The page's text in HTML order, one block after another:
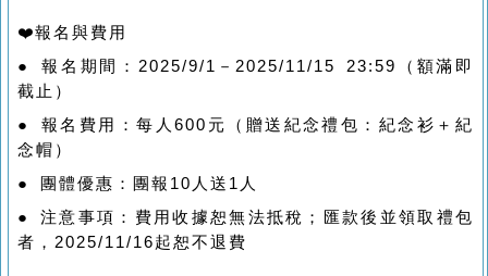
❤️報名與費用
● 報名期間：2025/9/1－2025/11/15 23:59（額滿即
截止）
● 報名費用：每人600元（贈送紀念禮包：紀念衫＋紀
念帽）
● 團體優惠：團報10人送1人
● 注意事項：費用收據恕無法抵稅；匯款後並領取禮包
者，2025/11/16起恕不退費